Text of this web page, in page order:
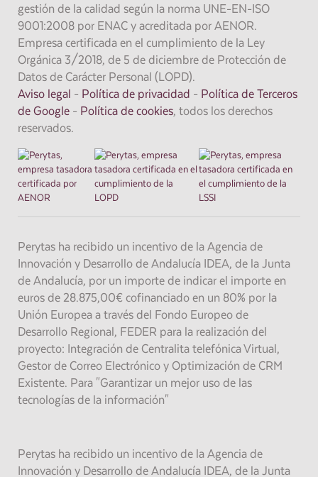
gestión de la calidad según la norma UNE-EN-ISO
9001:2008 por ENAC y acreditada por AENOR.
Empresa certificada en el cumplimiento de la Ley
Orgánica 3/2018, de 5 de diciembre de Protección de
Datos de Carácter Personal (LOPD).
Aviso legal - Política de privacidad - Política de Terceros
de Google- Política de cookies, todos los derechos
reservados.
Perytas ha recibido un incentivo de la Agencia de
Innovación y Desarrollo de Andalucía IDEA, de la Junta
de Andalucía, por un importe de indicar el importe en
euros de 28.875,00€ cofinanciado en un 80% por la
Unión Europea a través del Fondo Europeo de
Desarrollo Regional, FEDER para la realización del
proyecto: Integración de Centralita telefónica Virtual,
Gestor de Correo Electrónico y Optimización de CRM
Existente. Para "Garantizar un mejor uso de las
tecnologías de la información"
Perytas ha recibido un incentivo de la Agencia de
Innovación y Desarrollo de Andalucía IDEA, de la Junta